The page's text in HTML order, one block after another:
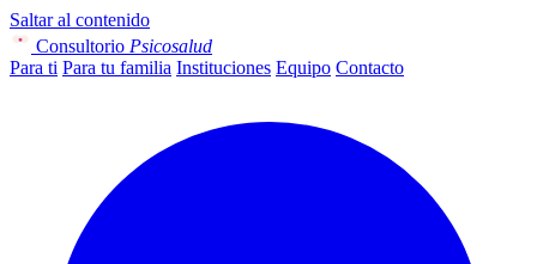
Saltar al contenido
Consultorio Psicosalud
Para ti Para tu familia Instituciones Equipo Contacto